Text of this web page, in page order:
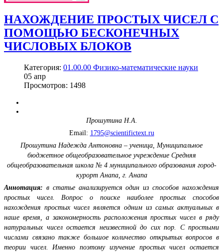
НАХОЖДЕНИЕ ПРОСТЫХ ЧИСЕЛ С
ПОМОЩЬЮ БЕСКОНЕЧНЫХ
ЧИСЛОВЫХ БЛОКОВ
Категория: 01.00.00 Физико-математические науки
05 апр
Просмотров: 1498
Прошутина Н.А.
Email: 1795@scientifictext.ru
Прошутина Надежда Антоновна – ученица, Муниципальное
бюджетное общеобразовательное учреждение Средняя
общеобразовательная школа № 4 муниципального образования город-
курорт Анапа, г. Анапа
Аннотация: в статье анализируется один из способов нахождения
простых чисел. Вопрос о поиске наиболее простых способов
нахождения простых чисел является одним из самых актуальных в
наше время, а закономерность расположения простых чисел в ряду
натуральных чисел остается неизвестной до сих пор. С простыми
числами связано также большое количество открытых вопросов в
теории чисел. Именно поэтому изучение простых чисел остается